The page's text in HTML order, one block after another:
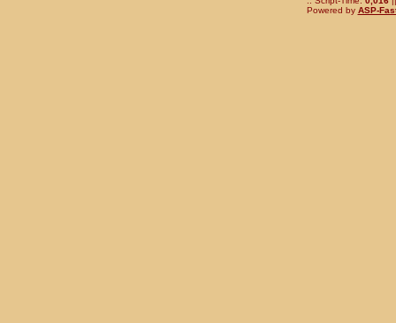
Powered by ASP-